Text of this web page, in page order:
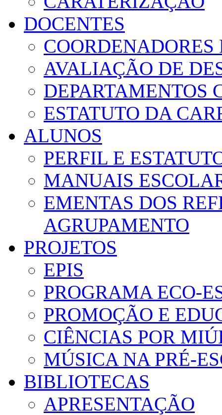
DOCENTES
AVALIAÇÃO DE
DEPARTAMENTOS
ESTATUTO DA
ALUNOS
PERFIL E
MANUAIS
EMENTAS DOS
AGRUPAMENTO
PROJETOS
EPIS
PROGRAMA ECO-
PROMOÇÃO E
CIÊNCIAS POR
MÚSICA NA PRÉ-
BIBLIOTECAS
APRESENTAÇÃO